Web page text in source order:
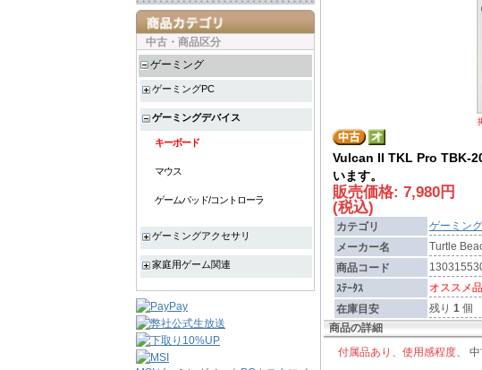
Vulcan II TKL Pro TBK-
います。
販売価格: 7,980円
(税込)
カテゴリ ゲーミング
メーカー名
Turtle
商品コード
ｽﾃｰﾀｽ
オススメ
在庫目安
残り 1 個
商品の詳細
付属品あり、使用感程度 、
中古・商品区分
ゲーミング
ゲーミングPC
ゲーミングデバイス
キーボード
マウス
ゲームパッド/コントローラ
ゲーミングアクセサリ
家庭用ゲーム関連